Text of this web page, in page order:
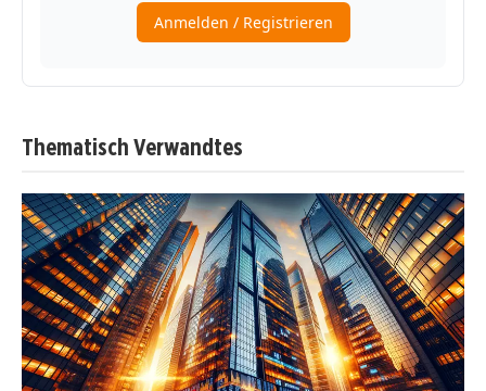
Thematisch Verwandtes